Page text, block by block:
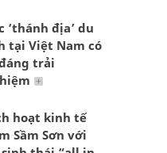
‘thánh địa’ du
tại Việt Nam có
trải
hoạt kinh tế
Sầm Sơn với